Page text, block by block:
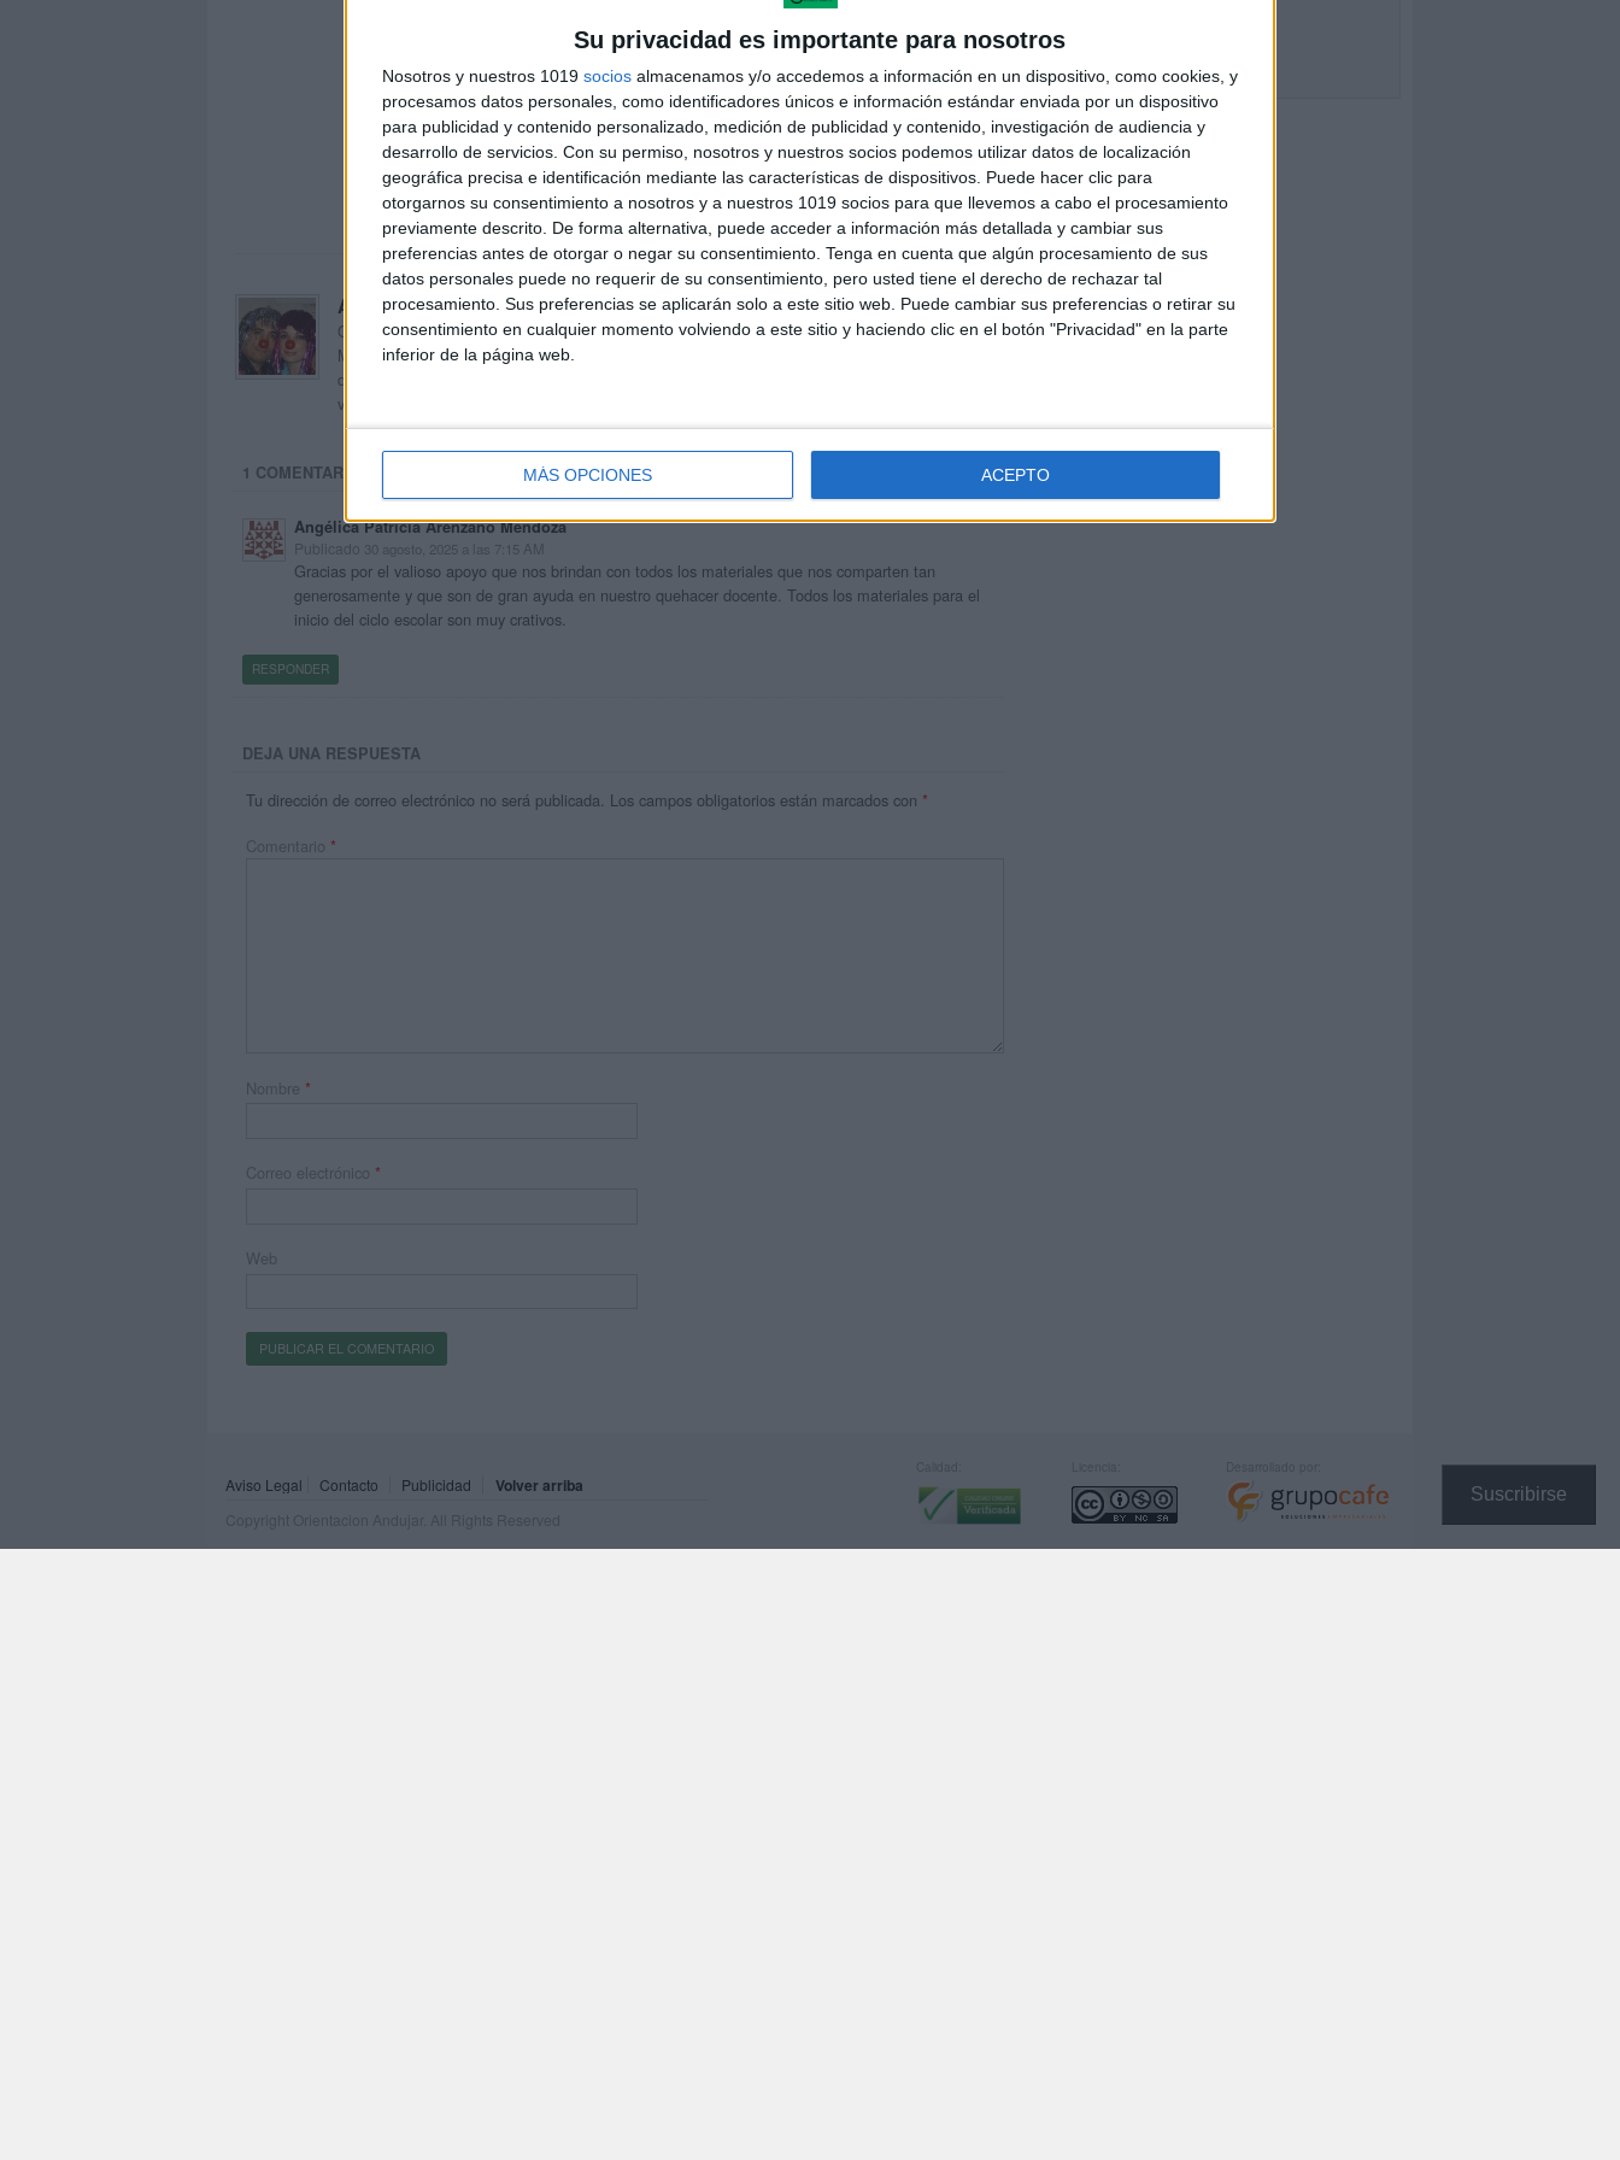
Su privacidad es importante para nosotros
Nosotros y nuestros 1019 socios almacenamos y/o accedemos a información en un dispositivo, como cookies, y
procesamos datos personales, como identificadores únicos e información estándar enviada por un dispositivo
para publicidad y contenido personalizado, medición de publicidad y contenido, investigación de audiencia y
desarrollo de servicios. Con su permiso, nosotros y nuestros socios podemos utilizar datos de localización
geográfica precisa e identificación mediante las características de dispositivos. Puede hacer clic para
otorgarnos su consentimiento a nosotros y a nuestros 1019 socios para que llevemos a cabo el procesamiento
previamente descrito. De forma alternativa, puede acceder a información más detallada y cambiar sus
preferencias antes de otorgar o negar su consentimiento. Tenga en cuenta que algún procesamiento de sus
datos personales puede no requerir de su consentimiento, pero usted tiene el derecho de rechazar tal
procesamiento. Sus preferencias se aplicarán solo a este sitio web. Puede cambiar sus preferencias o retirar su
consentimiento en cualquier momento volviendo a este sitio y haciendo clic en el botón "Privacidad" en la parte
inferior de la página web.
MÁS OPCIONES ACEPTO
Suscribirse
Acerca de orientacionandujar
Orientación Andújar no es solo un blog, es la apuesta personal de dos profesores Ginés y
Maribel, que además de ser pareja, son los encargados de los contenidos que encontramos
dentro del blog y en el cual, vuelcan la mayor parte del tiempo, que sus tareas como docentes, y
voluntarios en sus meses de verano les permite.
1 COMENTARIO
Angélica Patricia Arenzano Mendoza
Publicado 30 agosto, 2025 a las 7:15 AM
Gracias por el valioso apoyo que nos brindan con todos los materiales que nos comparten tan
generosamente y que son de gran ayuda en nuestro quehacer docente. Todos los materiales para el
inicio del ciclo escolar son muy crativos.
RESPONDER
DEJA UNA RESPUESTA
Tu dirección de correo electrónico no será publicada. Los campos obligatorios están marcados con *
Comentario *
Nombre *
Correo electrónico *
Web
Aviso Legal Contacto Publicidad Volver arriba